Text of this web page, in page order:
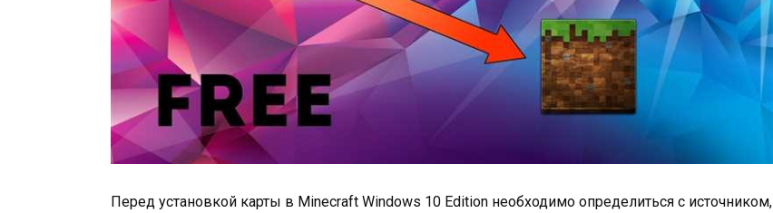
Перед установкой карты в Minecraft Windows 10 Edition необходимо определиться с источником,